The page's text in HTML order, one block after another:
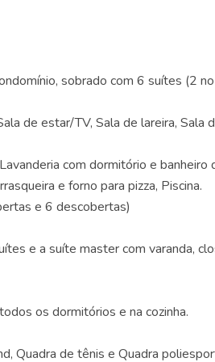
sobrado com 6 suítes (2
de estar/TV, Sala de lareira, Sala
com dormitório e banheiro
e forno para pizza, Piscina.
e 6 descobertas)
e a suíte master com varanda,
os dormitórios e na cozinha.
Quadra de tênis e Quadra